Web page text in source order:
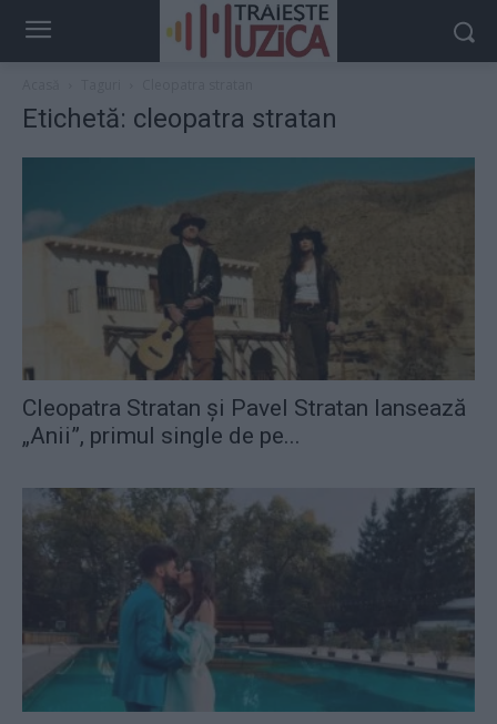
Etichetă: cleopatra stratan
Cleopatra Stratan și Pavel Stratan lansează
„Anii”, primul single de pe...